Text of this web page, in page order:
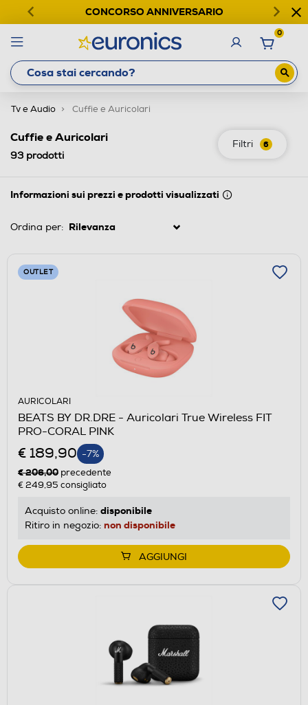
CONCORSO ANNIVERSARIO
0
Tv e Audio Cuffie e Auricolari
Filtri 6
Cuffie e Auricolari
93prodotti
Informazioni sui prezzi e prodotti visualizzati
Ordina per:
OUTLET
AURICOLARI
BEATS BY DR.DRE - Auricolari True Wireless FIT
PRO-CORAL PINK
€ 189,90 -7%
€ 206,00 precedente
€ 249,95 consigliato
Acquisto online: disponibile
Ritiro in negozio: non disponibile
AGGIUNGI